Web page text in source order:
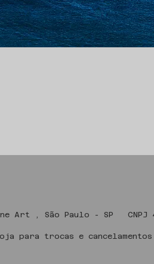
Fine Art ,
para trocas e cancelamentos